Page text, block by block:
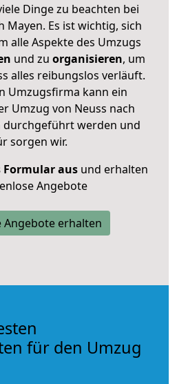
Dinge zu beachten bei
Mayen. Es ist wichtig, sich
alle Aspekte des Umzugs
und zu organisieren, um
alles reibungslos verläuft.
Umzugsfirma kann ein
Umzug von Neuss nach
durchgeführt werden und
sorgen wir.
Formular ausund erhalten
Angebote
Angebote erhalten
für den Umzug